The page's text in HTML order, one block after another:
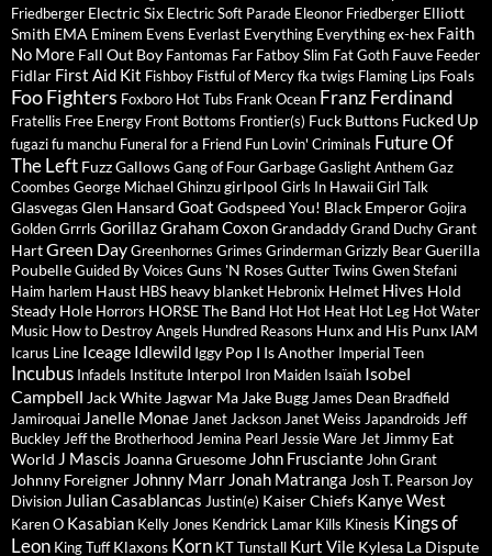
Friedberger Electric Six Electric Soft Parade Eleonor Friedberger Elliott
Smith EMA Eminem Evens Everlast Everything Everythingex-hex Faith
No More Fall Out Boy Fantomas Far Fatboy Slim Fat Goth Fauve Feeder
Fidlar First Aid Kit Fishboy Fistful of Mercyfka twigs Flaming Lips Foals
Foo Fighters Foxboro Hot Tubs Frank Ocean Franz Ferdinand
Fratellis Free Energy Front Bottoms Frontier(s) Fuck Buttons Fucked Up
fugazifu manchu Funeral for a Friend Fun Lovin' Criminals Future Of
The Left FuzzGallowsGang of FourGarbageGaslight Anthem Gaz
Coombes George MichaelGhinzugirlpool Girls In HawaiiGirl Talk
GlasvegasGlen Hansard Goat Godspeed You! Black EmperorGojira
Golden Grrrls GorillazGraham CoxonGrandaddyGrand DuchyGrant
HartGreen DayGreenhornes Grimes GrindermanGrizzly BearGuerilla
PoubelleGuided By Voices Guns 'N RosesGutter Twins Gwen Stefani
Haim harlem Haust HBS heavy blanket Hebronix Helmet Hives Hold
Steady Hole Horrors HORSE The Band Hot Hot Heat Hot Leg Hot Water
Music How to Destroy Angels Hundred Reasons Hunx and His Punx IAM
Icarus Line Iceage Idlewild Iggy Pop I Is Another Imperial Teen
Incubus Infadels Institute Interpol Iron Maiden Isaïah Isobel
Campbell Jack White Jagwar Ma Jake Bugg James Dean Bradfield
Jamiroquai Janelle Monae Janet Jackson Janet Weiss Japandroids Jeff
Buckley Jeff the Brotherhood Jemina Pearl Jessie Ware Jet Jimmy Eat
World J Mascis Joanna Gruesome John Frusciante John Grant
Johnny Foreigner Johnny Marr Jonah Matranga Josh T. Pearson Joy
Division Julian Casablancas Justin(e) Kaiser Chiefs Kanye West
Karen O Kasabian Kelly Jones Kendrick Lamar Kills Kinesis Kings of
Leon King Tuff Klaxons Korn KT Tunstall Kurt Vile Kylesa La Dispute